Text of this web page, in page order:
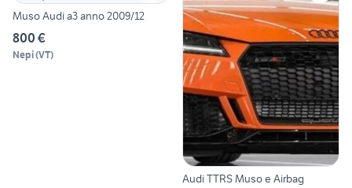
Muso Audi a3 anno 2009/12
800 €
Nepi(VT)
Audi TTRS Muso e Airbag